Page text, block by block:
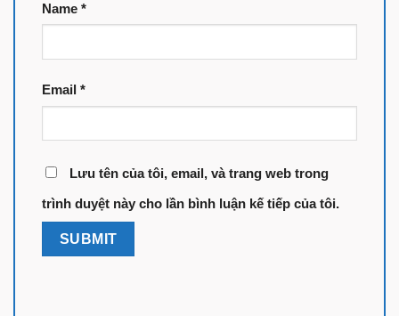
Name *
Email *
Lưu tên của tôi, email, và trang web trong
trình duyệt này cho lần bình luận kế tiếp của tôi.